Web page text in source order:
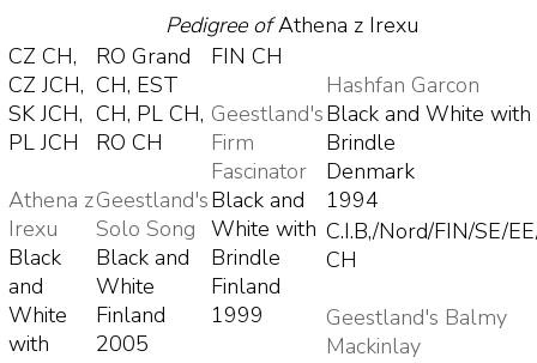
Pedigree ofAthena z Irexu
CZ CH,
CZ JCH,
SK JCH,
PL JCH
Athena z
Irexu
Black
and
White
with
RO Grand
CH, EST
CH, PL CH,
RO CH
Geestland's
Solo Song
Black and
White
Finland
2005
FIN CH
Geestland's
Firm
Fascinator
Black and
White with
Brindle
Finland
1999
Hashfan Garcon
Black and White with
Brindle
Denmark
1994
C.I.B,/Nord/FIN/SE/
CH
Geestland's Balmy
Mackinlay